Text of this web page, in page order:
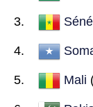
Mali